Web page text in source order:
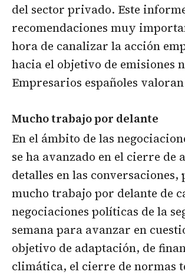
del sector privado. Este
recomendaciones muy
hora de canalizar la acción
hacia el objetivo de emisiones
Empresarios españoles valoran
Mucho trabajo por delante
En el ámbito de las
se ha avanzado en el cierre de
detalles en las conversaciones,
mucho trabajo por delante de
negociaciones políticas de la
semana para avanzar en
objetivo de adaptación, de
climática, el cierre de normas